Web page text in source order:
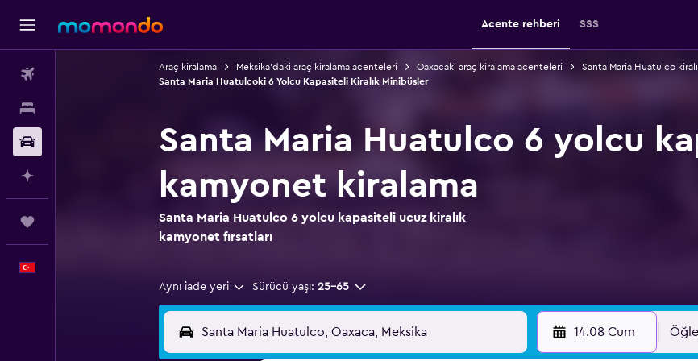
Acente rehberi SSS
Araç kiralama Meksika'daki araç kiralama acenteleri Oaxacaki araç kiralama acenteleri
Santa Maria Huatulco
Santa Maria Huatulcoki 6 Yolcu Kapasiteli Kiralık Minibüsler
Santa Maria Huatulco 6 yolcu
kamyonet kiralama
Santa Maria Huatulco 6 yolcu kapasiteli ucuz kiralık
kamyonet fırsatları
Aynı iade yeri Sürücü yaşı: 25-65
14.08 Cum